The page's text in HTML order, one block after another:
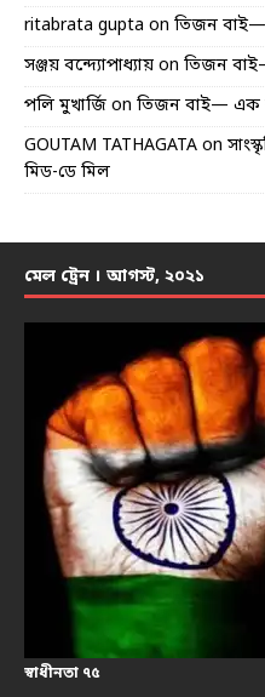
ritabrata gupta on তিজন বাই—
সঞ্জয় বন্দ্যোপাধ্যায় on তিজন
পলি মুখার্জি on তিজন বাই— এক
GOUTAM TATHAGATA on
মিড-ডে মিল
মেল ট্রেন । আগস্ট, ২০২১
স্বাধীনতা ৭৫